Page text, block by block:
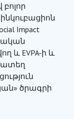
Impact
և EVPA-ի և
ծրագրի